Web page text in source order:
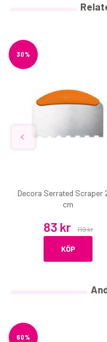
30%
Decora Serrated Scraper
cm
83 kr 119 kr
KÖP
60%